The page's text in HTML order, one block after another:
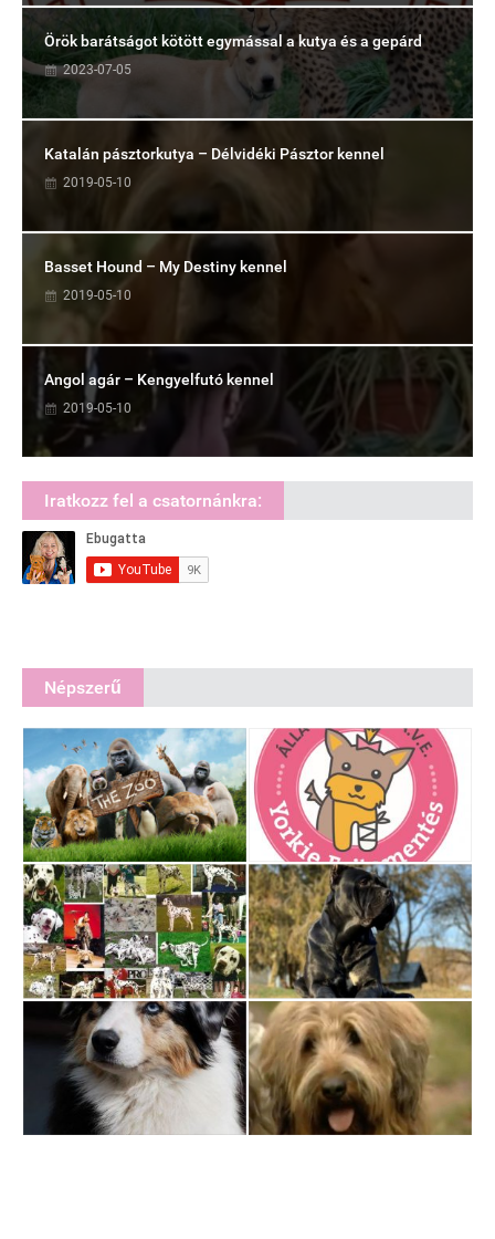
Örök barátságot kötött egymással a kutya és a gepárd
2023-07-05
Katalán pásztorkutya – Délvidéki Pásztor kennel
2019-05-10
Basset Hound – My Destiny kennel
2019-05-10
Angol agár – Kengyelfutó kennel
2019-05-10
Iratkozz fel a csatornánkra:
Népszerű